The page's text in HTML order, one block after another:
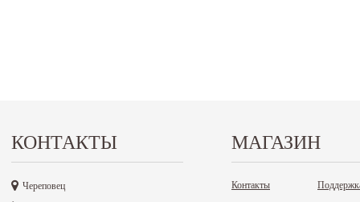
КОНТАКТЫ
Череповец
МАГАЗИН
Контакты